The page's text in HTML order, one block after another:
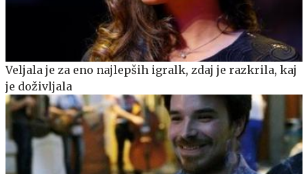
Veljala je za eno najlepših igralk, zdaj je razkrila, kaj
je doživljala